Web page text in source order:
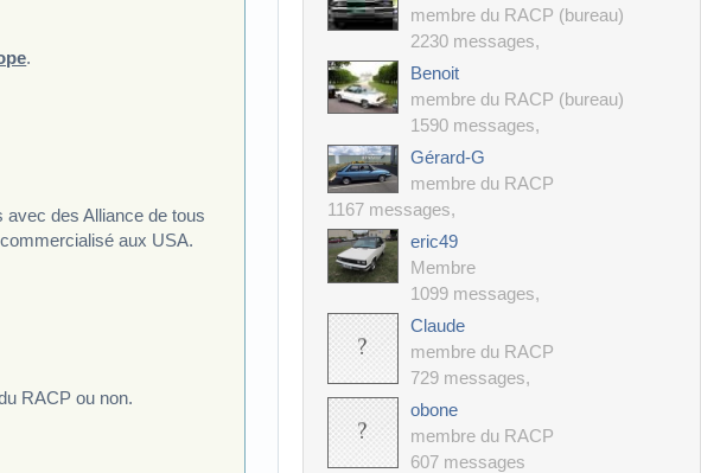
.
avec des Alliance de tous
aux USA.
RACP ou non.
membre du RACP (bureau)
2230 messages,
Benoit
membre du RACP (bureau)
1590 messages,
Gérard-G
membre du RACP
1167 messages,
eric49
Membre
1099 messages,
Claude
membre du RACP
729 messages,
obone
membre du RACP
607 messages